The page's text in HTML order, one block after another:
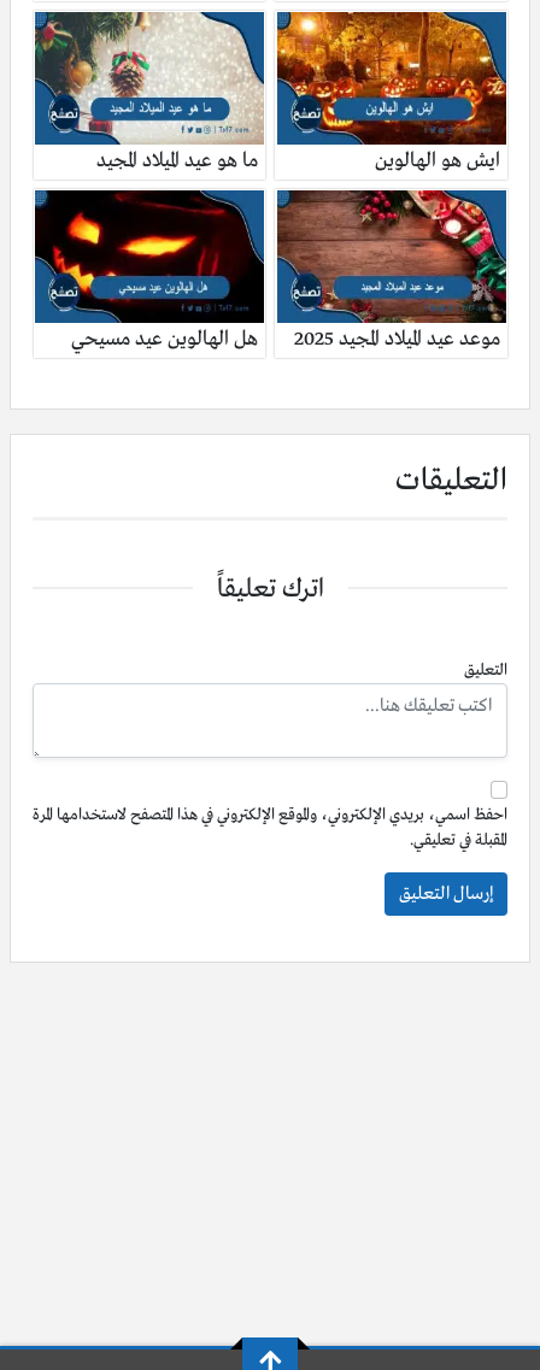
ايش هو الهالوين ما هو عيد الميلاد المجيد
موعد عيد الميلاد المجيد 2025 هل الهالوين عيد مسيحي
التعليقات
اترك تعليقاً
التعليق
احفظ اسمي، بريدي الإلكتروني، والموقع الإلكتروني في هذا المتصفح لاستخدامها المرة
المقبلة في تعليقي.